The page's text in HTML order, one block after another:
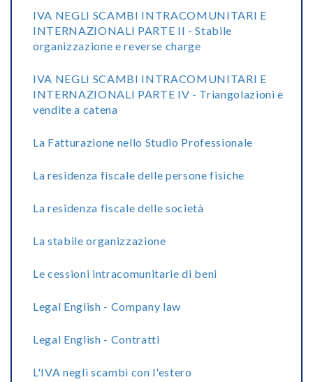
IVA NEGLI SCAMBI INTRACOMUNITARI E
INTERNAZIONALI PARTE II - Stabile
organizzazione e reverse charge
IVA NEGLI SCAMBI INTRACOMUNITARI E
INTERNAZIONALI PARTE IV - Triangolazioni e
vendite a catena
La Fatturazione nello Studio Professionale
La residenza fiscale delle persone fisiche
La residenza fiscale delle società
La stabile organizzazione
Le cessioni intracomunitarie di beni
Legal English - Company law
Legal English - Contratti
L'IVA negli scambi con l'estero